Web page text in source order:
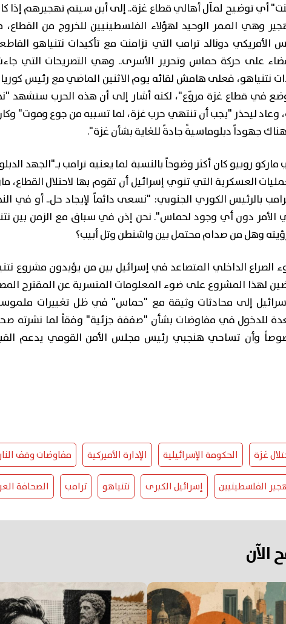
أي توضيح لمآل أهالي قطاع غزة.. إلى أين سيتم تهجيرهم إذا
وهي الممر الوحيد لهؤلاء الفلسطينيين للخروج من
الأمريكي دونالد ترامب التي تزامنت مع تأكيدات نتنياهو
على حركة حماس وتحرير الأسرى.. وهي التصريحات التي
نتنياهو، فعلى هامش لقائه يوم الاثنين الماضي مع رئيس
في قطاع غزة مروّع"، لكنه أشار إلى أن هذه الحرب ستشهد
وعاد ليحذر "يجب أن تنتهي حرب غزة، لما تسببه من جوع وموت"
جهوداً دبلوماسيةً جادةً للغاية بشأن غزة".
ماركو روبيو كان أكثر وضوحاً بالنسبة لما يعنيه ترامب بـ"الجهد
العسكرية التي تنوي إسرائيل أن تقوم بها لاحتلال القطاع،
بالرئيس الكوري الجنوبي: "نسعى دائماً لإيجاد حل.. أو في
الأمر دون أي وجود لحماس". نحن إذن في سباق مع الزمن بين
وهل من صدام محتمل بين واشنطن وتل أبيب؟
الداخلي المتصاعد في إسرائيل بين من يؤيدون مشروع
لهذا المشروع على ضوء المعلومات المتسربة عن المقترح
إلى محادثات وثيقة مع "حماس" في ظل تغييرات
للدخول في مفاوضات بشأن "صفقة جزئية" وفقاً لما نشرته
وأن تساحي هنجبي رئيس مجلس الأمن القومي يدعم
غزة الحكومة الإسرائيلية الإدارة الأميركية مفاوضات وقف النار
الفلسطينيين إسرائيل الكبرى نتنياهو ترامب الصحافة
الآن